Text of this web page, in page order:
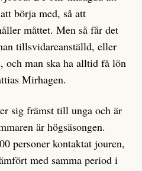
börja med, så att
måttet. Men så får det
tillsvidareanställd, eller
och man ska ha alltid få lön
Mirhagen.
sig främst till unga och är
är högsäsongen.
personer kontaktat jouren,
med samma period i